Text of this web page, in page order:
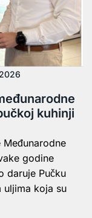
kuhinji
Međunarodne
godine
daruje Pučku
uljima koja su